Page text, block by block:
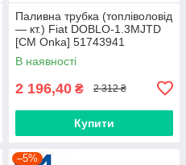
Паливна трубка (топліволовід
— кт.) Fiat DOBLO-1.3MJTD
[CM Onka] 51743941
В наявності
2 196,40 ₴ 2 312 ₴
Купити
–5%